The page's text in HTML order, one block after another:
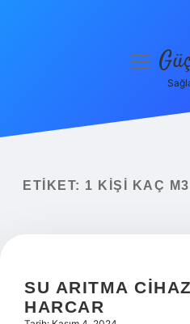
Yasal Uyarı
menüyü
ETIKET: 1 KIŞI KAÇ
SU ARITMA
HARCAR